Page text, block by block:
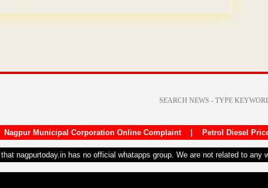
Nagpur Municipal Corporation Online Complaint| Petrol Diesel
nagpurtoday.in has no official whatapps group. We are not related to any